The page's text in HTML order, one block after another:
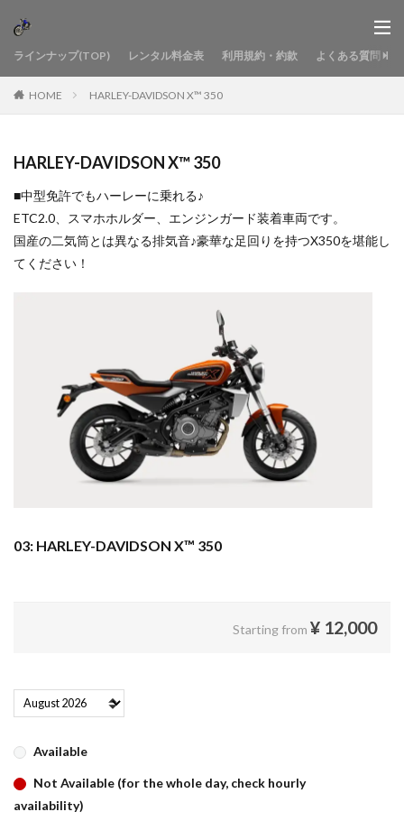
ラインナップ(TOP) レンタル料金表 利用規約・約款 よくある質問
HOME HARLEY-DAVIDSON X™ 350
HARLEY-DAVIDSON X™ 350
■中型免許でもハーレーに乗れる♪
ETC2.0、スマホホルダー、エンジンガード装着車両です。
国産の二気筒とは異なる排気音♪豪華な足回りを持つX350を堪能し
てください！
03: HARLEY-DAVIDSON X™ 350
Starting from ¥ 12,000
Available
Not Available (for the whole day, check hourly
availability)